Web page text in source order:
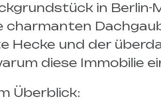
in Berlin-
charmanten
Hecke und der
diese Immobilie
Überblick: